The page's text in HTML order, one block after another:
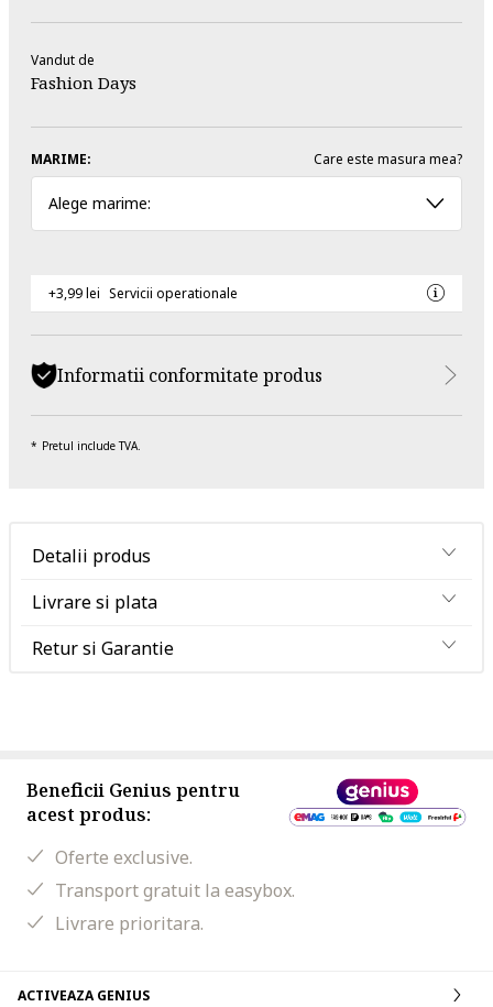
Vandut de
Fashion Days
MARIME: Care este masura mea?
Alege marime:
+3,99 lei Servicii operationale
Informatii conformitate produs
Pretul include TVA.
Detalii produs
Livrare si plata
Retur si Garantie
Beneficii Genius pentru
acest produs:
Oferte exclusive.
Transport gratuit la easybox.
Livrare prioritara.
ACTIVEAZA GENIUS